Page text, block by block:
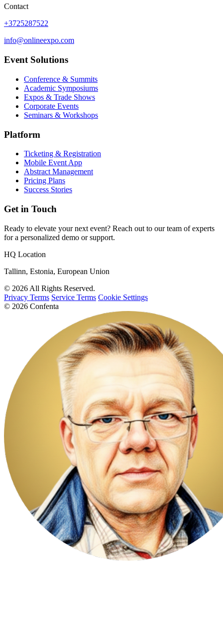
Contact
+3725287522
info@onlineexpo.com
Event Solutions
Conference & Summits
Academic Symposiums
Expos & Trade Shows
Corporate Events
Seminars & Workshops
Platform
Ticketing & Registration
Mobile Event App
Abstract Management
Pricing Plans
Success Stories
Get in Touch
Ready to elevate your next event? Reach out to our team of experts
for a personalized demo or support.
HQ Location
Tallinn, Estonia, European Union
© 2026 All Rights Reserved.
Privacy Terms Service Terms Cookie Settings
© 2026 Confenta